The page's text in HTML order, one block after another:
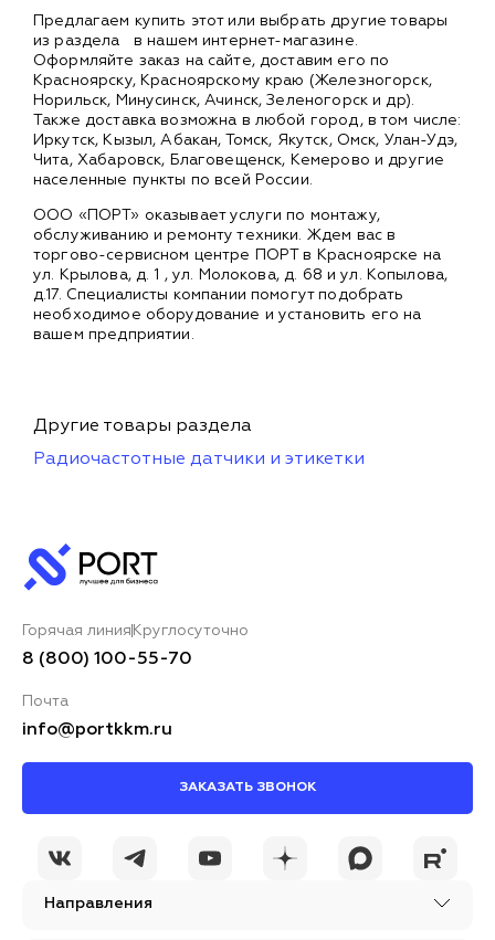
Предлагаем купить этот или выбрать другие товары
из раздела
в нашем интернет-магазине.
Оформляйте заказ на сайте, доставим его по
Красноярску, Красноярскому краю (Железногорск,
Норильск, Минусинск, Ачинск, Зеленогорск и др).
Также доставка возможна в любой город, в том числе:
Иркутск, Кызыл, Абакан, Томск, Якутск, Омск, Улан-Удэ,
Чита, Хабаровск, Благовещенск, Кемерово и другие
населенные пункты по всей России.
ООО «ПОРТ» оказывает услуги по монтажу,
обслуживанию и ремонту техники. Ждем вас в
торгово-сервисном центре ПОРТ в Красноярске на
ул. Крылова, д. 1 , ул. Молокова, д. 68 и ул. Копылова,
д.17. Специалисты компании помогут подобрать
необходимое оборудование и установить его на
вашем предприятии.
Другие товары раздела
Радиочастотные датчики и этикетки
Направления
Горячая линия Круглосуточно
8 (800) 100-55-70
Почта
info@portkkm.ru
ЗАКАЗАТЬ ЗВОНОК